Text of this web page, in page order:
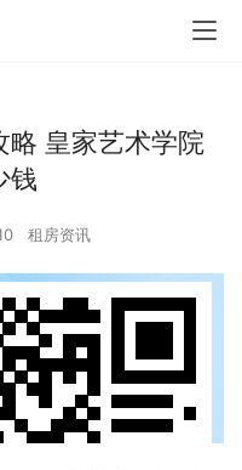
略 皇家艺术学院
钱
租房资讯